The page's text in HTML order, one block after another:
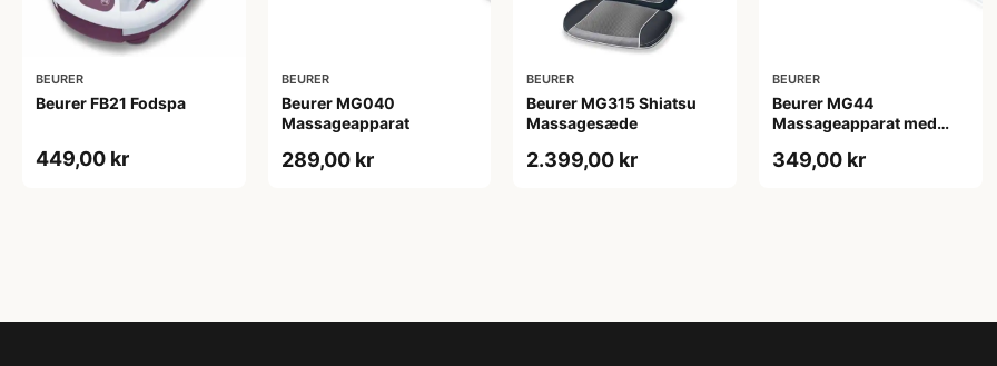
BEURER
Beurer FB21 Fodspa
449,00 kr
BEURER
Beurer MG040
Massageapparat
289,00 kr
BEURER
Beurer MG315 Shiatsu
Massagesæde
2.399,00 kr
BEURER
Beurer MG44
Massageapparat med
349,00 kr